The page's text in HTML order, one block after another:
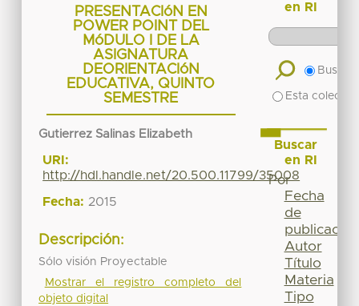
PRESENTACIóN EN
POWER POINT DEL
MóDULO I DE LA
ASIGNATURA
DEORIENTACIóN
EDUCATIVA, QUINTO
SEMESTRE
Gutierrez Salinas Elizabeth
URI:
http://hdl.handle.net/20.500.11799/35008
Fecha: 2015
Descripción:
Sólo visión Proyectable
Mostrar el registro completo del
objeto digital
en RI
Buscar
Esta
Buscar
en RI
Por
Fecha
de
publicación
Autor
Título
Materia
Tipo